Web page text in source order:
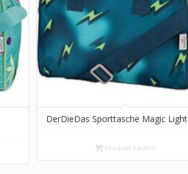
DerDieDas Sporttasche Magic Light
Produkt kaufen